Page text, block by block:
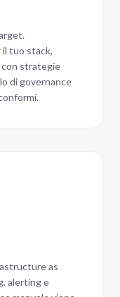
il tuo stack,
con strategie
di governance
as
alerting e